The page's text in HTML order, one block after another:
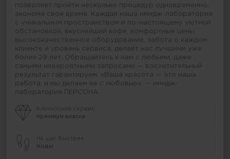
позволяет пройти несколько процедур одновременно,
экономя свое время. Каждая наша имидж-лаборатория
с уникальным пространством и по-настоящему уютной
обстановкой, вкуснейший кофе, комфортные цены,
высококачественное оборудование, забота о каждом
клиенте и уровень сервиса, делает нас лучшими уже
более 29 лет. Обращайтесь к нам с любыми, даже
самыми невероятными запросами — восхитительный
результат гарантируем. «Ваша красота — это наша
работа, и мы делаем ее с любовью», — имидж-
лаборатория ПЕРСОНА.
Клиентский сервис
премиум класса
На шаг быстрее
моды